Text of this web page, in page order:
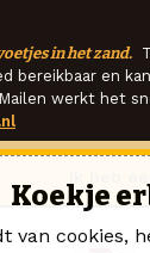
in het zand.
bereikbaar en
werkt het
Koekje
van cookies,